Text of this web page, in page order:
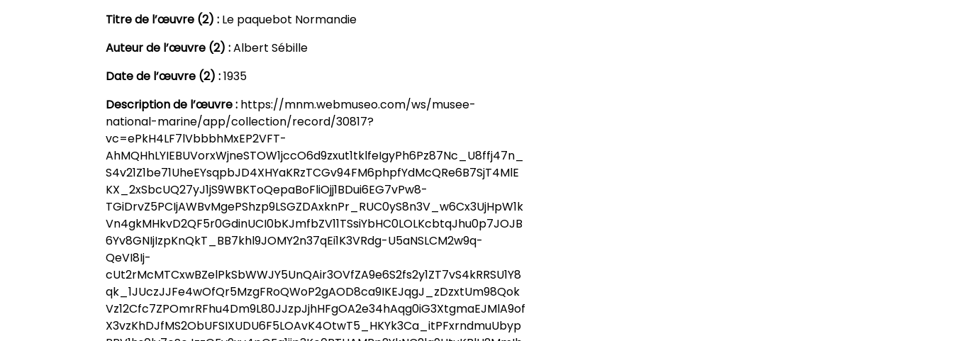
Titre de l’œuvre (2) : Le paquebot Normandie
Auteur de l’œuvre (2) :Albert Sébille
Date de l’œuvre (2) :1935
Description de l’œuvre : https://mnm.webmuseo.com/ws/musee-
national-marine/app/collection/record/30817?
vc=ePkH4LF7lVbbbhMxEP2VFT-
AhMQHhLYIEBUVorxWjneSTOW1jccO6d9zxut1tklfeIgyPh6Pz87Nc_U8ffj47n_
S4v21Z1be71UheEYsqpbJD4XHYaKRzTCGv94FM6phpfYdMcQRe6B7SjT4MlE
KX_2xSbcUQ27yJ1jS9WBKToQepaBoFliOjj1BDui6EG7vPw8-
TGiDrvZ5PCIjAWBvMgePShzp9LSGZDAxknPr_RUC0yS8n3V_w6Cx3UjHpW1k
Vn4gkMHkvD2QF5r0GdinUCI0bKJmfbZV11TSsiYbHC0LOLKcbtqJhu0p7JOJB
6Yv8GNIjIzpKnQkT_BB7khl9JOMY2n37qEi1K3VRdg-U5aNSLCM2w9q-
QeVI8Ij-
cUt2rMcMTCxwBZelPkSbWWJY5UnQAir3OVfZA9e6S2fs2y1ZT7vS4kRRSU1Y8
qk_1JUczJJFe4wOfQr5MzgFRoQWoP2gAOD8ca9IKEJqgJ_zDzxtUm98Qok
Vz12Cfc7ZPOmrRFhu4Dm9L80JJzpJjhHFgOA2e34hAqg0iG3XtgmaEJMlA9of
X3vzKhDJfMS2ObUFSIXUDU6F5LOAvK4OtwT5_HKYk3Ca_itPFxrndmuUbyp